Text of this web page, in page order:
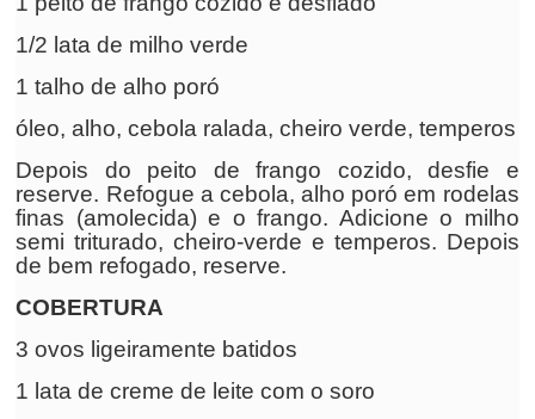
1/2 lata de milho verde
1 talho de alho poró
óleo, alho, cebola ralada, cheiro verde, temperos
Depois do peito de frango cozido, desfie e
reserve. Refogue a cebola, alho poró em rodelas
finas (amolecida) e o frango. Adicione o milho
semi triturado, cheiro-verde e temperos. Depois
de bem refogado, reserve.
COBERTURA
3 ovos ligeiramente batidos
1 lata de creme de leite com o soro